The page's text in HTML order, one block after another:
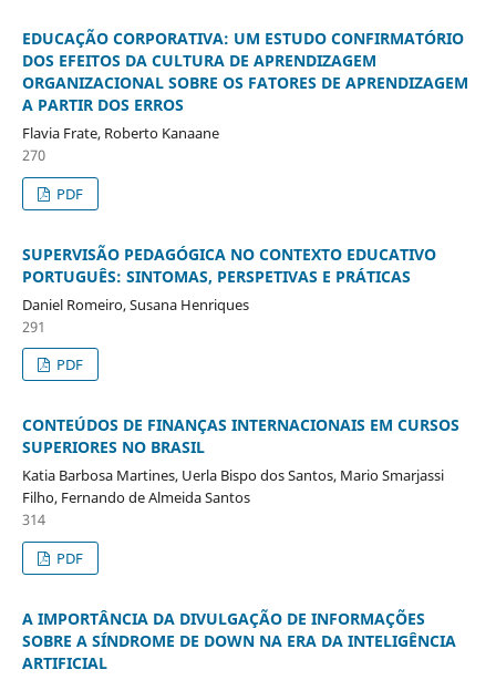
EDUCAÇÃO CORPORATIVA: UM ESTUDO CONFIRMATÓRIO
DOS EFEITOS DA CULTURA DE APRENDIZAGEM
ORGANIZACIONAL SOBRE OS FATORES DE APRENDIZAGEM
A PARTIR DOS ERROS
Flavia Frate, Roberto Kanaane
270
PDF
SUPERVISÃO PEDAGÓGICA NO CONTEXTO EDUCATIVO
PORTUGUÊS: SINTOMAS, PERSPETIVAS E PRÁTICAS
Daniel Romeiro, Susana Henriques
291
PDF
CONTEÚDOS DE FINANÇAS INTERNACIONAIS EM CURSOS
SUPERIORES NO BRASIL
Katia Barbosa Martines, Uerla Bispo dos Santos, Mario Smarjassi
Filho, Fernando de Almeida Santos
314
PDF
A IMPORTÂNCIA DA DIVULGAÇÃO DE INFORMAÇÕES
SOBRE A SÍNDROME DE DOWN NA ERA DA INTELIGÊNCIA
ARTIFICIAL